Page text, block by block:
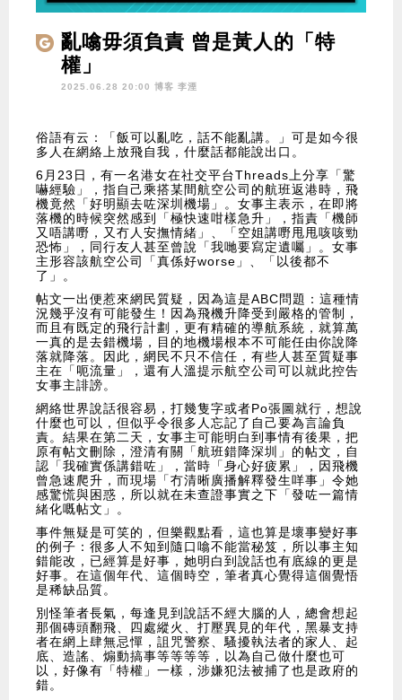
亂噏毋須負責 曾是黃人的「特
權」
2025.06.28 20:00 博客 李湮
俗語有云：「飯可以亂吃，話不能亂講。」可是如今很
多人在網絡上放飛自我，什麼話都能說出口。
6月23日，有一名港女在社交平台Threads上分享「驚
嚇經驗」，指自己乘搭某間航空公司的航班返港時，飛
機竟然「好明顯去咗深圳機場」。女事主表示，在即將
落機的時候突然感到「極快速咁樣急升」，指責「機師
又唔講嘢，又冇人安撫情緒」、「空姐講嘢甩甩咳咳勁
恐怖」，同行友人甚至曾說「我哋要寫定遺囑」。女事
主形容該航空公司「真係好worse」、「以後都不
了」。
帖文一出便惹來網民質疑，因為這是ABC問題：這種情
況幾乎沒有可能發生！因為飛機升降受到嚴格的管制，
而且有既定的飛行計劃，更有精確的導航系統，就算萬
一真的是去錯機場，目的地機場根本不可能任由你說降
落就降落。因此，網民不只不信任，有些人甚至質疑事
主在「呃流量」，還有人溫提示航空公司可以就此控告
女事主誹謗。
網絡世界說話很容易，打幾隻字或者Po張圖就行，想說
什麼也可以，但似乎令很多人忘記了自己要為言論負
責。結果在第二天，女事主可能明白到事情有後果，把
原有帖文刪除，澄清有關「航班錯降深圳」的帖文，自
認「我確實係講錯咗」，當時「身心好疲累」，因飛機
曾急速爬升，而現場「冇清晰廣播解釋發生咩事」令她
感驚慌與困惑，所以就在未查證事實之下「發咗一篇情
緒化嘅帖文」。
事件無疑是可笑的，但樂觀點看，這也算是壞事變好事
的例子：很多人不知到隨口噏不能當秘笈，所以事主知
錯能改，已經算是好事，她明白到說話也有底線的更是
好事。在這個年代、這個時空，筆者真心覺得這個覺悟
是稀缺品質。
別怪筆者長氣，每逢見到說話不經大腦的人，總會想起
那個磚頭翻飛、四處縱火、打壓異見的年代，黑暴支持
者在網上肆無忌憚，詛咒警察、騷擾執法者的家人、起
底、造謠、煽動搞事等等等等，以為自己做什麼也可
以，好像有「特權」一樣，涉嫌犯法被捕了也是政府的
錯。